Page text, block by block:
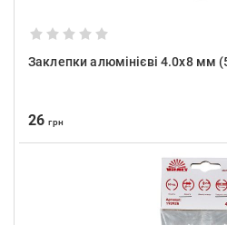
Заклепки алюмінієві 4.0x8 мм
26грн